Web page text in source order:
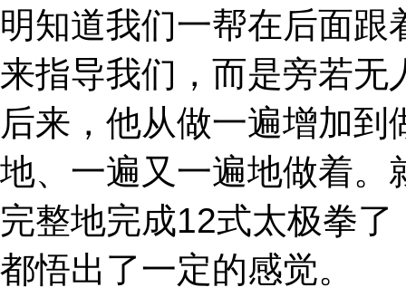
明知道我们一帮在后面
来指导我们，而是旁若
后来，他从做一遍增加
地、一遍又一遍地做着。
完整地完成12式太极拳
都悟出了一定的感觉。